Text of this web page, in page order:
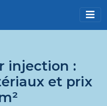
injection :
et prix